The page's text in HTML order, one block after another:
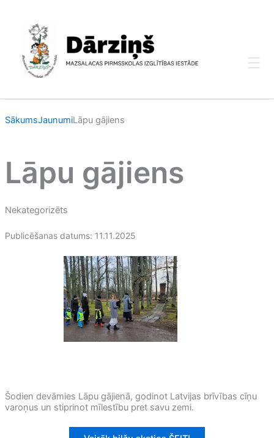
content
SākumsJaunumiLāpu gājiens
Lāpu gājiens
Nekategorizēts
Publicēšanas datums: 11.11.2025
Šodien devāmies Lāpu gājienā, godinot Latvijas brīvības cīņu
varoņus un stiprinot mīlestību pret savu zemi.